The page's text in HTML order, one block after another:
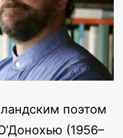
поэтом
(1956–